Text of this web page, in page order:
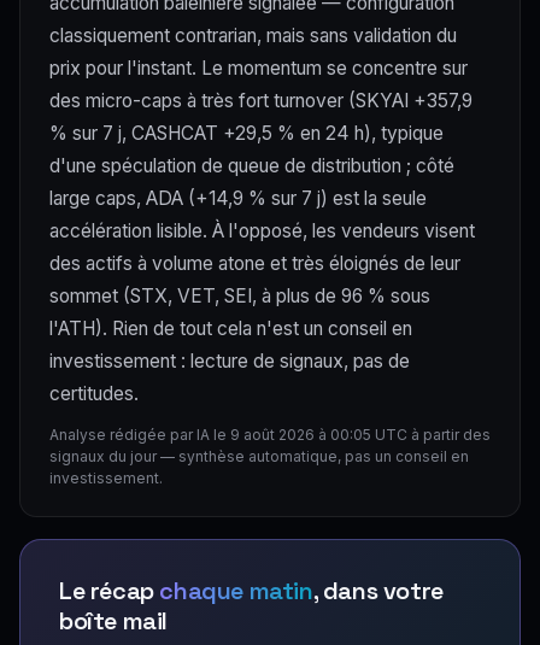
classiquement contrarian, mais sans validation du
prix pour l'instant. Le momentum se concentre sur
des micro-caps à très fort turnover (SKYAI +357,9
% sur 7 j, CASHCAT +29,5 % en 24 h), typique
d'une spéculation de queue de distribution ; côté
large caps, ADA (+14,9 % sur 7 j) est la seule
accélération lisible. À l'opposé, les vendeurs visent
des actifs à volume atone et très éloignés de leur
sommet (STX, VET, SEI, à plus de 96 % sous
l'ATH). Rien de tout cela n'est un conseil en
investissement : lecture de signaux, pas de
certitudes.
Analyse rédigée par IA le 9 août 2026 à 00:05 UTC à partir des
signaux du jour — synthèse automatique, pas un conseil en
investissement.
Le récapchaque matin, dans votre
boîte mail